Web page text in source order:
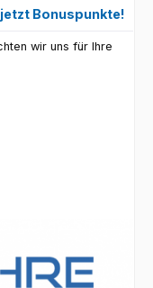
Bonuspunkte!
wir uns für Ihre